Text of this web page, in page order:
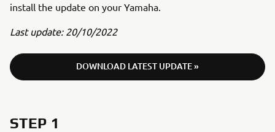
install the update on your Yamaha.
Last update: 20/10/2022
DOWNLOAD LATEST UPDATE »
STEP 1